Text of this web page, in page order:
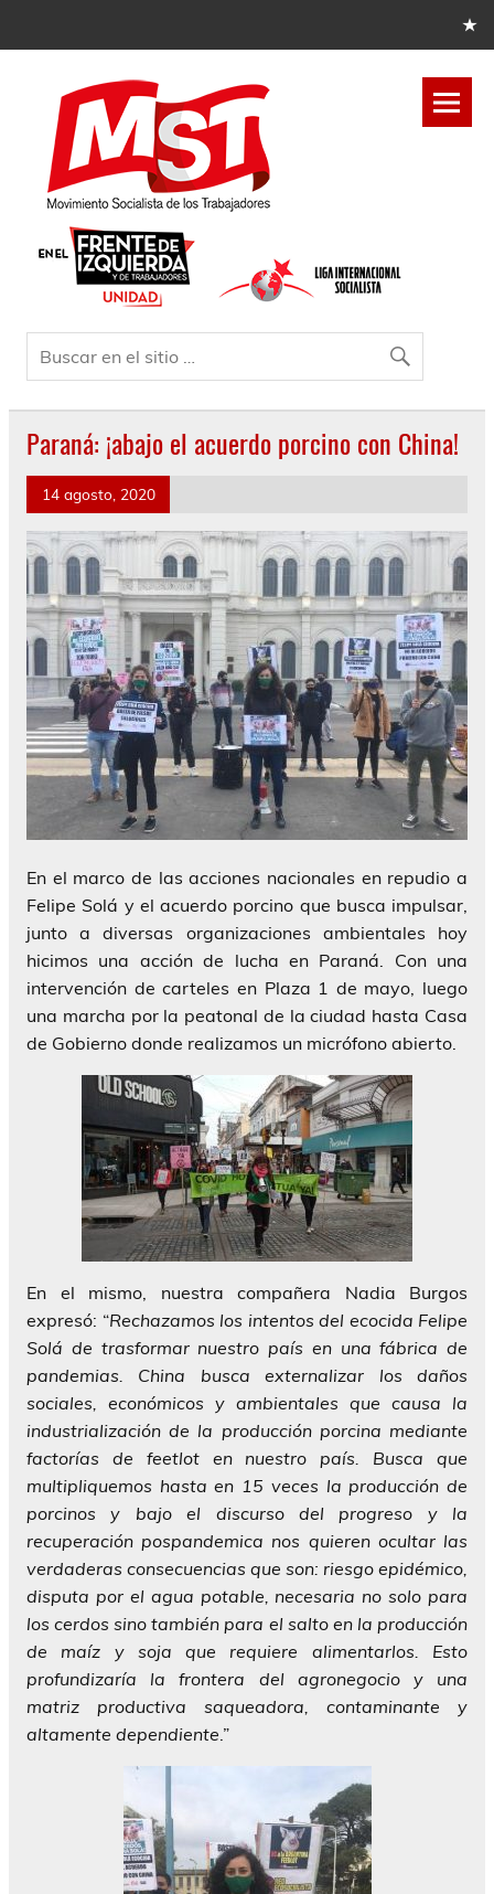
Paraná: ¡abajo el acuerdo porcino con China!
14 agosto, 2020
En el marco de las acciones nacionales en repudio a
Felipe Solá y el acuerdo porcino que busca impulsar,
junto a diversas organizaciones ambientales hoy
hicimos una acción de lucha en Paraná. Con una
intervención de carteles en Plaza 1 de mayo, luego
una marcha por la peatonal de la ciudad hasta Casa
de Gobierno donde realizamos un micrófono abierto.
En el mismo, nuestra compañera Nadia Burgos
expresó: “Rechazamos los intentos del ecocida Felipe
Solá de trasformar nuestro país en una fábrica de
pandemias. China busca externalizar los daños
sociales, económicos y ambientales que causa la
industrialización de la producción porcina mediante
factorías de feetlot en nuestro país. Busca que
multipliquemos hasta en 15 veces la producción de
porcinos y bajo el discurso del progreso y la
recuperación pospandemica nos quieren ocultar las
verdaderas consecuencias que son: riesgo epidémico,
disputa por el agua potable, necesaria no solo para
los cerdos sino también para el salto en la producción
de maíz y soja que requiere alimentarlos. Esto
profundizaría la frontera del agronegocio y una
matriz productiva saqueadora, contaminante y
altamente dependiente .”